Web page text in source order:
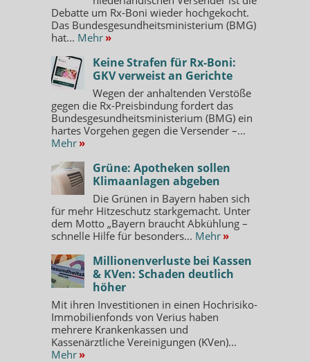
Debatte um Rx-Boni wieder hochgekocht.
Das Bundesgesundheitsministerium (BMG)
hat... Mehr »
Keine Strafen für Rx-Boni:
GKV verweist an Gerichte
Wegen der anhaltenden Verstöße
gegen die Rx-Preisbindung fordert das
Bundesgesundheitsministerium (BMG) ein
hartes Vorgehen gegen die Versender –...
Mehr »
Grüne: Apotheken sollen
Klimaanlagen abgeben
Die Grünen in Bayern haben sich
für mehr Hitzeschutz starkgemacht. Unter
dem Motto „Bayern braucht Abkühlung –
schnelle Hilfe für besonders... Mehr »
Millionenverluste bei Kassen
& KVen: Schaden deutlich
höher
Mit ihren Investitionen in einen Hochrisiko-
Immobilienfonds von Verius haben
mehrere Krankenkassen und
Kassenärztliche Vereinigungen (KVen)...
Mehr »